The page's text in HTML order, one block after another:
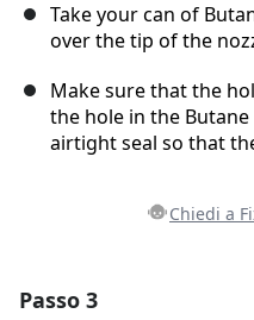
Take your can of
over the tip of the
Make sure that the
the hole in the
airtight seal so that
Chiedi a
Passo 3